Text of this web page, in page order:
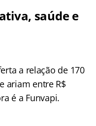
saúde e
a relação de 170
ariam entre R$
é a Funvapi.